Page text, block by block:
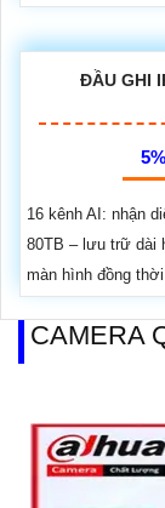
ĐẦU GHI
16 kênh AI: nhận
80TB – lưu trữ dài
màn hình đồng thời
CAMERA